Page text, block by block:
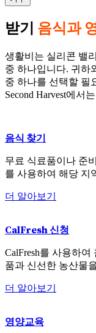
받기 음식과
생활비는 실리콘 밸
중 하나입니다. 귀하
중 하나를 선택할 필
Second Harvest에서
음식 찾기
무료 식료품이나 준
를 사용하여 해당 지
더 알아보기
CalFresh 신청
CalFresh를 사용하
품과 신선한 농산물
더 알아보기
영양교육